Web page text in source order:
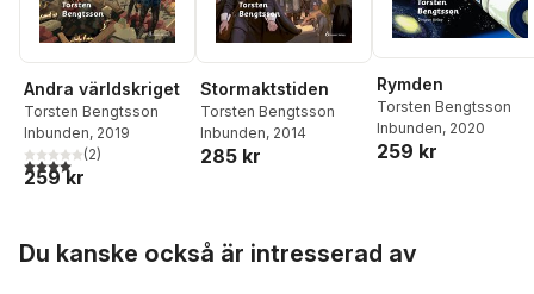
Andra världskriget
Torsten Bengtsson
Inbunden, 2019
4,0utav 5 stjärnor. Totalt antal röster:
(2)
259 kr
Stormaktstiden
Torsten Bengtsson
Inbunden, 2014
285 kr
Rymden
Torsten Bengtsson
Inbunden, 2020
259 kr
Du kanske också är intresserad av